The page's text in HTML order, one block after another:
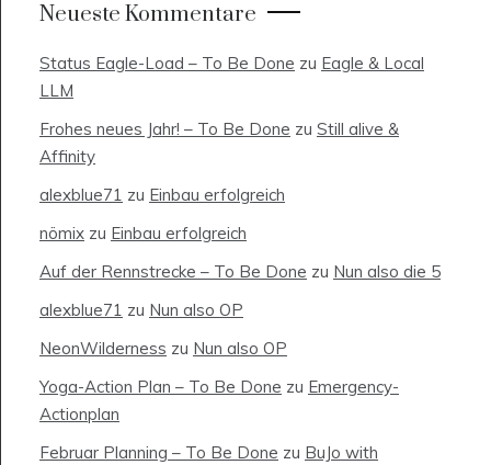
Neueste Kommentare
Status Eagle-Load – To Be Done zu Eagle & Local
LLM
Frohes neues Jahr! – To Be Done zu Still alive &
Affinity
alexblue71 zu Einbau erfolgreich
nömix zu Einbau erfolgreich
Auf der Rennstrecke – To Be Done zu Nun also die 5
alexblue71 zu Nun also OP
NeonWilderness zu Nun also OP
Yoga-Action Plan – To Be Done zu Emergency-
Actionplan
Februar Planning – To Be Done zu BuJo with